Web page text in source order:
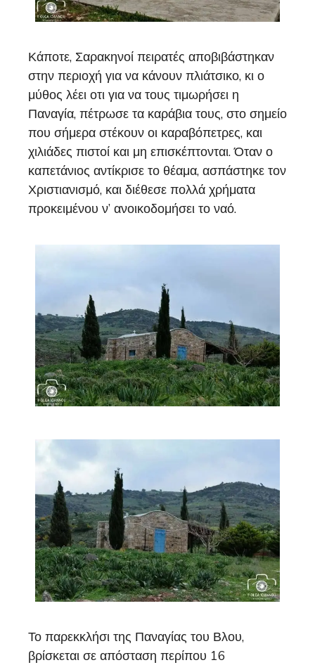
Κάποτε, Σαρακηνοί πειρατές αποβιβάστηκαν
στην περιοχή για να κάνουν πλιάτσικο, κι ο
μύθος λέει οτι για να τους τιμωρήσει η
Παναγία, πέτρωσε τα καράβια τους, στο σημείο
που σήμερα στέκουν οι καραβόπετρες, και
χιλιάδες πιστοί και μη επισκέπτονται. Όταν ο
καπετάνιος αντίκρισε το θέαμα, ασπάστηκε τον
Χριστιανισμό, και διέθεσε πολλά χρήματα
προκειμένου ν’ ανοικοδομήσει το ναό.
Το παρεκκλήσι της Παναγίας του Βλου,
βρίσκεται σε απόσταση περίπου 16